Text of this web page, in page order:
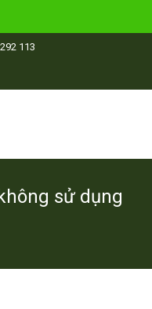
113
sử dụng